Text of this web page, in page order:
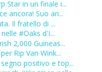
Star in un finale i...
ancora! Suo an...
Il fratello di ...
#Oaks d'I...
2,000 Guineas...
Rip Van Wink...
positivo e top...